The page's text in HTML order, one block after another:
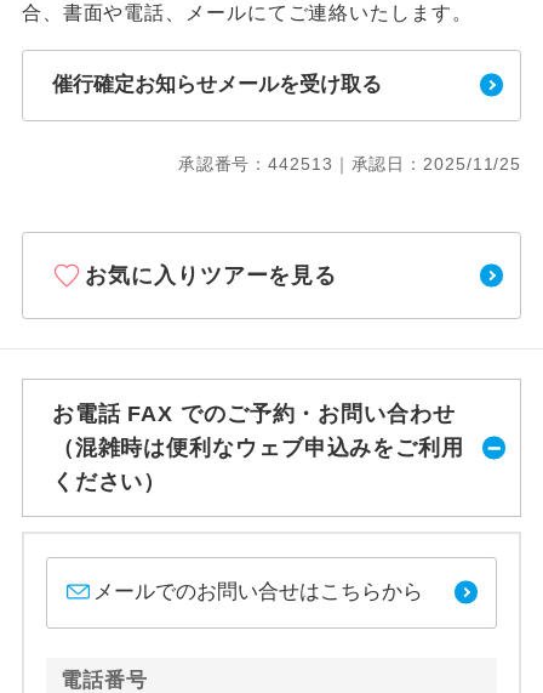
合、書面や電話、メールにてご連絡いたします。
催行確定お知らせメールを受け取る
承認番号：442513｜承認日：2025/11/25
お気に入りツアーを見る
お電話 FAX でのご予約・お問い合わせ
（混雑時は便利なウェブ申込みをご利用
ください）
メールでのお問い合せはこちらから
電話番号